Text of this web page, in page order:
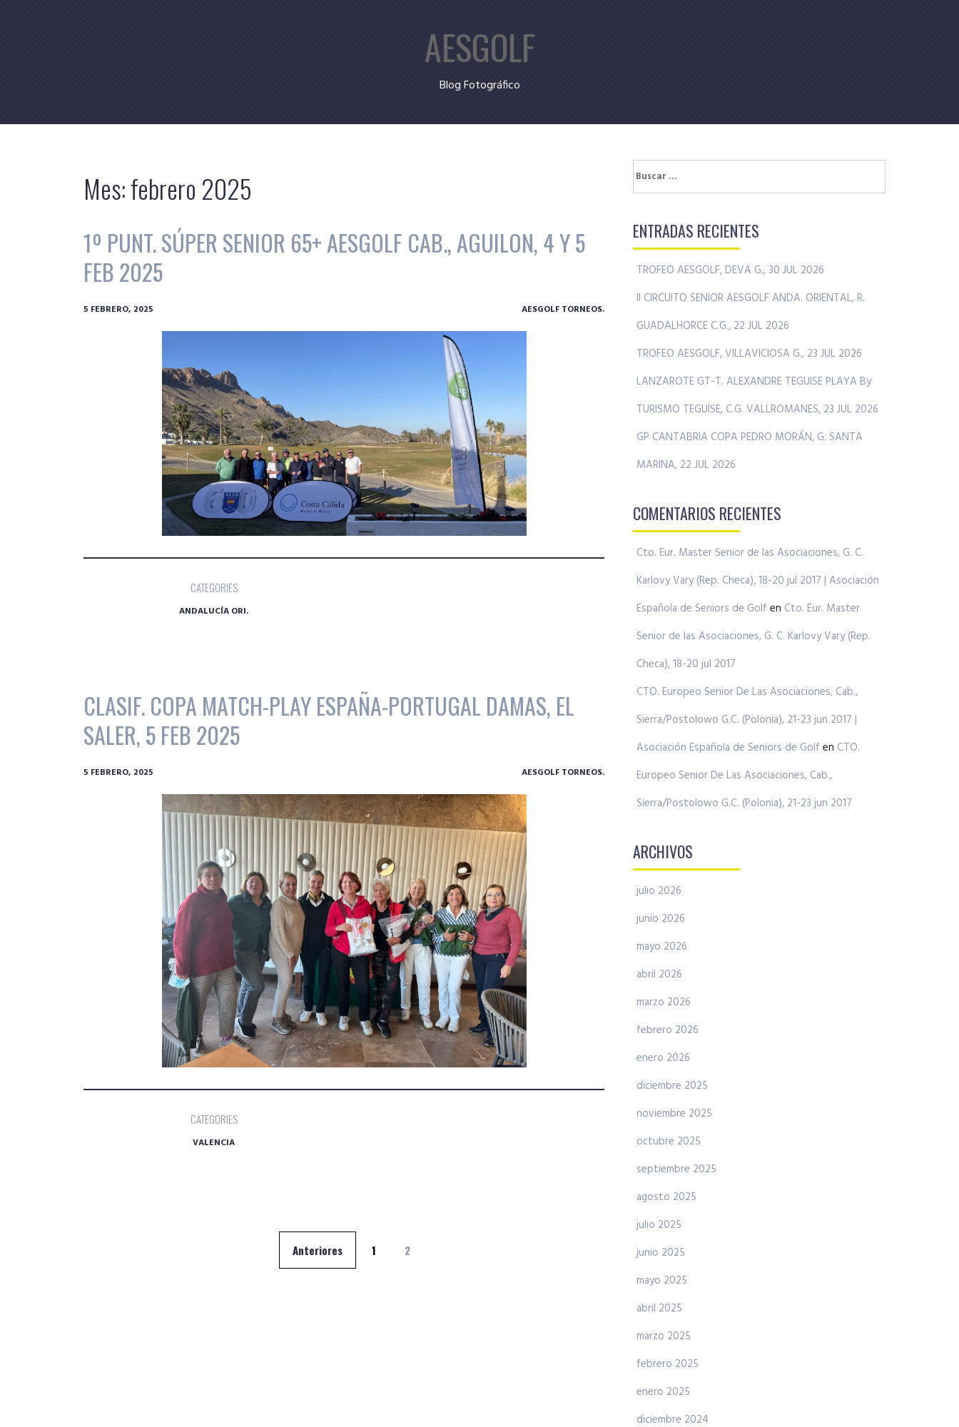
AESGOLF
Blog Fotográfico
Mes:febrero 2025
1º PUNT. SÚPER SENIOR 65+ AESGOLF CAB., AGUILON, 4 Y 5
FEB 2025
5 FEBRERO, 2025 AESGOLF TORNEOS.
CATEGORIES
ANDALUCÍA ORI.
CLASIF. COPA MATCH-PLAY ESPAÑA-PORTUGAL DAMAS, EL
SALER, 5 FEB 2025
5 FEBRERO, 2025 AESGOLF TORNEOS.
CATEGORIES
VALENCIA
Anteriores 1 2
Buscar:
ENTRADAS RECIENTES
TROFEO AESGOLF, DEVA G., 30 JUL 2026
II CIRCUITO SENIOR AESGOLF ANDA. ORIENTAL, R.
GUADALHORCE C.G., 22 JUL 2026
TROFEO AESGOLF, VILLAVICIOSA G., 23 JUL 2026
LANZAROTE GT-T. ALEXANDRE TEGUISE PLAYA By
TURISMO TEGUISE, C.G. VALLROMANES, 23 JUL 2026
GP CANTABRIA COPA PEDRO MORÁN, G. SANTA
MARINA, 22 JUL 2026
COMENTARIOS RECIENTES
Cto. Eur. Master Senior de las Asociaciones, G. C.
Karlovy Vary (Rep. Checa), 18-20 jul 2017 | Asociación
Española de Seniors de Golf en Cto. Eur. Master
Senior de las Asociaciones, G. C. Karlovy Vary (Rep.
Checa), 18-20 jul 2017
CTO. Europeo Senior De Las Asociaciones, Cab.,
Sierra/Postolowo G.C. (Polonia), 21-23 jun 2017 |
Asociación Española de Seniors de Golf en CTO.
Europeo Senior De Las Asociaciones, Cab.,
Sierra/Postolowo G.C. (Polonia), 21-23 jun 2017
ARCHIVOS
julio 2026
junio 2026
mayo 2026
abril 2026
marzo 2026
febrero 2026
enero 2026
diciembre 2025
noviembre 2025
octubre 2025
septiembre 2025
agosto 2025
julio 2025
junio 2025
mayo 2025
abril 2025
marzo 2025
febrero 2025
enero 2025
diciembre 2024